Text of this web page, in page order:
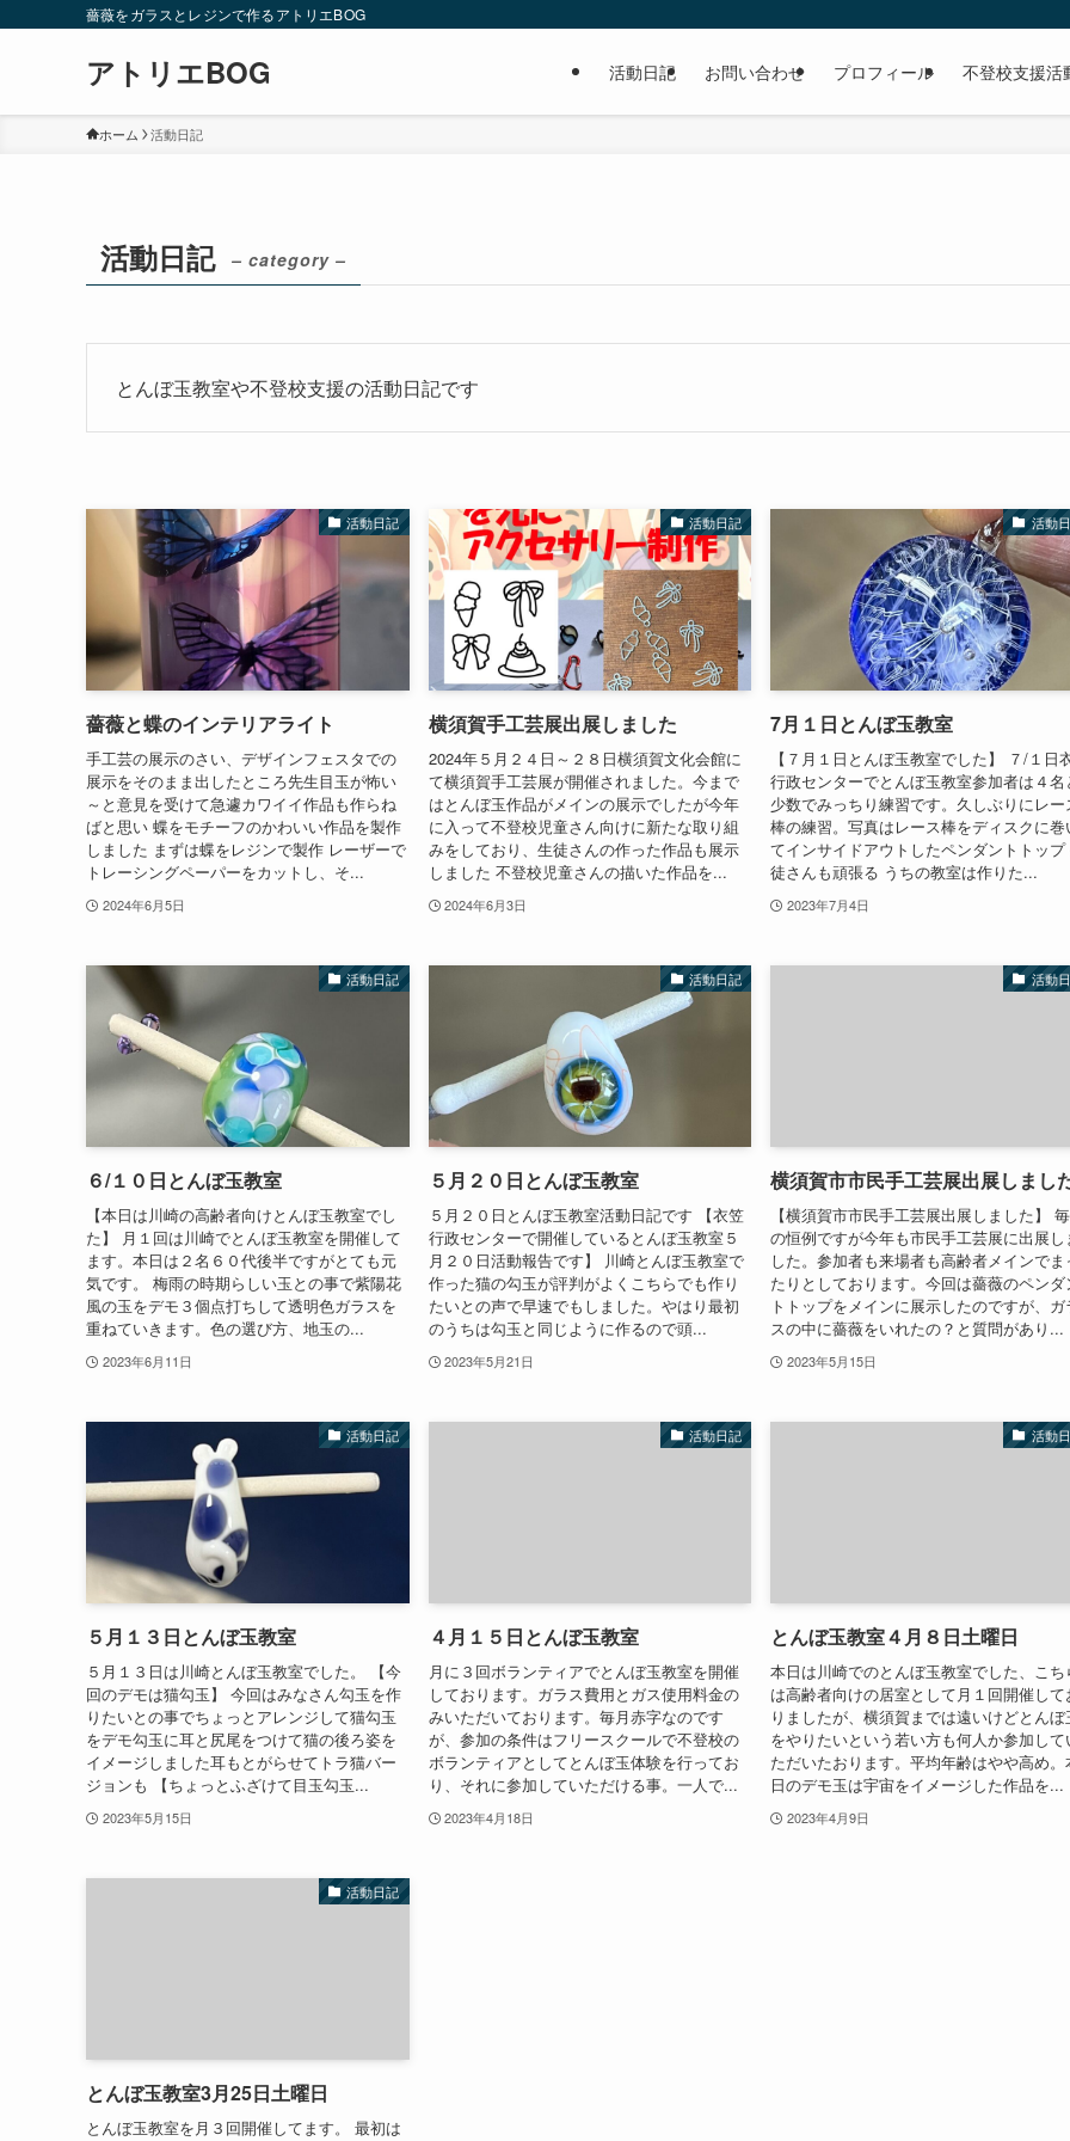
薔薇をガラスとレジンで作るアトリエBOG
アトリエBOG 活動日記 お問い合わせ プロフィール 不登校支援活
ホーム 活動日記
活動日記 – category –
とんぼ玉教室や不登校支援の活動日記です
活動日記
薔薇と蝶のインテリアライト
手工芸の展示のさい、デザインフェスタでの
展示をそのまま出したところ先生目玉が怖い
～と意見を受けて急遽カワイイ作品も作らね
ばと思い 蝶をモチーフのかわいい作品を製作
しました まずは蝶をレジンで製作 レーザーで
トレーシングペーパーをカットし、そ...
2024年6月5日
活動日記
横須賀手工芸展出展しました
2024年５月２４日～２８日横須賀文化会館に
て横須賀手工芸展が開催されました。今まで
はとんぼ玉作品がメインの展示でしたが今年
に入って不登校児童さん向けに新たな取り組
みをしており、生徒さんの作った作品も展示
しました 不登校児童さんの描いた作品を...
2024年6月3日
活動
7月１日とんぼ玉教室
【７月１日とんぼ玉教室でした】 ７/１日
行政センターでとんぼ玉教室参加者は４名
少数でみっちり練習です。久しぶりにレー
棒の練習。写真はレース棒をディスクに巻
てインサイドアウトしたペンダントトップ
徒さんも頑張る うちの教室は作りた...
2023年7月4日
活動日記
６/１０日とんぼ玉教室
【本日は川崎の高齢者向けとんぼ玉教室でし
た】 月１回は川崎でとんぼ玉教室を開催して
ます。本日は２名６０代後半ですがとても元
気です。 梅雨の時期らしい玉との事で紫陽花
風の玉をデモ３個点打ちして透明色ガラスを
重ねていきます。色の選び方、地玉の...
2023年6月11日
活動日記
５月２０日とんぼ玉教室
５月２０日とんぼ玉教室活動日記です 【衣笠
行政センターで開催しているとんぼ玉教室５
月２０日活動報告です】 川崎とんぼ玉教室で
作った猫の勾玉が評判がよくこちらでも作り
たいとの声で早速でもしました。やはり最初
のうちは勾玉と同じように作るので頭...
2023年5月21日
活動
横須賀市市民手工芸展出展しまし
【横須賀市市民手工芸展出展しました】
の恒例ですが今年も市民手工芸展に出展し
した。参加者も来場者も高齢者メインでま
たりとしております。今回は薔薇のペンダ
トトップをメインに展示したのですが、ガ
スの中に薔薇をいれたの？と質問があり...
2023年5月15日
活動日記
５月１３日とんぼ玉教室
５月１３日は川崎とんぼ玉教室でした。 【今
回のデモは猫勾玉】 今回はみなさん勾玉を作
りたいとの事でちょっとアレンジして猫勾玉
をデモ勾玉に耳と尻尾をつけて猫の後ろ姿を
イメージしました耳もとがらせてトラ猫バー
ジョンも 【ちょっとふざけて目玉勾玉...
2023年5月15日
活動日記
４月１５日とんぼ玉教室
月に３回ボランティアでとんぼ玉教室を開催
しております。ガラス費用とガス使用料金の
みいただいております。毎月赤字なのです
が、参加の条件はフリースクールで不登校の
ボランティアとしてとんぼ玉体験を行ってお
り、それに参加していただける事。一人で...
2023年4月18日
活動
とんぼ玉教室４月８日土曜日
本日は川崎でのとんぼ玉教室でした、こち
は高齢者向けの居室として月１回開催して
りましたが、横須賀までは遠いけどとんぼ
をやりたいという若い方も何人か参加して
ただいたおります。平均年齢はやや高め。
日のデモ玉は宇宙をイメージした作品を...
2023年4月9日
活動日記
とんぼ玉教室3月25日土曜日
とんぼ玉教室を月３回開催してます。 最初は